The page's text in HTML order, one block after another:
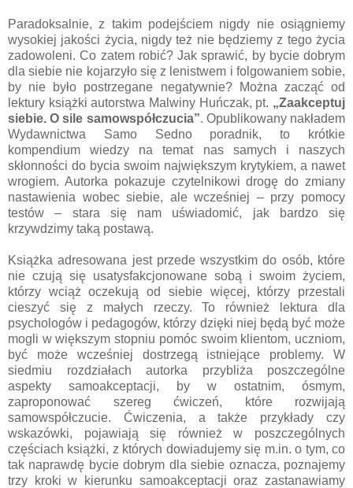
Paradoksalnie, z takim podejściem nigdy nie osiągniemy
wysokiej jakości życia, nigdy też nie będziemy z tego życia
zadowoleni. Co zatem robić? Jak sprawić, by bycie dobrym
dla siebie nie kojarzyło się z lenistwem i folgowaniem sobie,
by nie było postrzegane negatywnie? Można zacząć od
lektury książki autorstwa Malwiny Huńczak, pt. „Zaakceptuj
siebie. O sile samowspółczucia”. Opublikowany nakładem
Wydawnictwa Samo Sedno poradnik, to krótkie
kompendium wiedzy na temat nas samych i naszych
skłonności do bycia swoim największym krytykiem, a nawet
wrogiem. Autorka pokazuje czytelnikowi drogę do zmiany
nastawienia wobec siebie, ale wcześniej – przy pomocy
testów – stara się nam uświadomić, jak bardzo się
krzywdzimy taką postawą.
Książka adresowana jest przede wszystkim do osób, które
nie czują się usatysfakcjonowane sobą i swoim życiem,
którzy wciąż oczekują od siebie więcej, którzy przestali
cieszyć się z małych rzeczy. To również lektura dla
psychologów i pedagogów, którzy dzięki niej będą być może
mogli w większym stopniu pomóc swoim klientom, uczniom,
być może wcześniej dostrzegą istniejące problemy. W
siedmiu rozdziałach autorka przybliża poszczególne
aspekty samoakceptacji, by w ostatnim, ósmym,
zaproponować szereg ćwiczeń, które rozwijają
samowspółczucie. Ćwiczenia, a także przykłady czy
wskazówki, pojawiają się również w poszczególnych
częściach książki, z których dowiadujemy się m.in. o tym, co
tak naprawdę bycie dobrym dla siebie oznacza, poznajemy
trzy kroki w kierunku samoakceptacji oraz zastanawiamy